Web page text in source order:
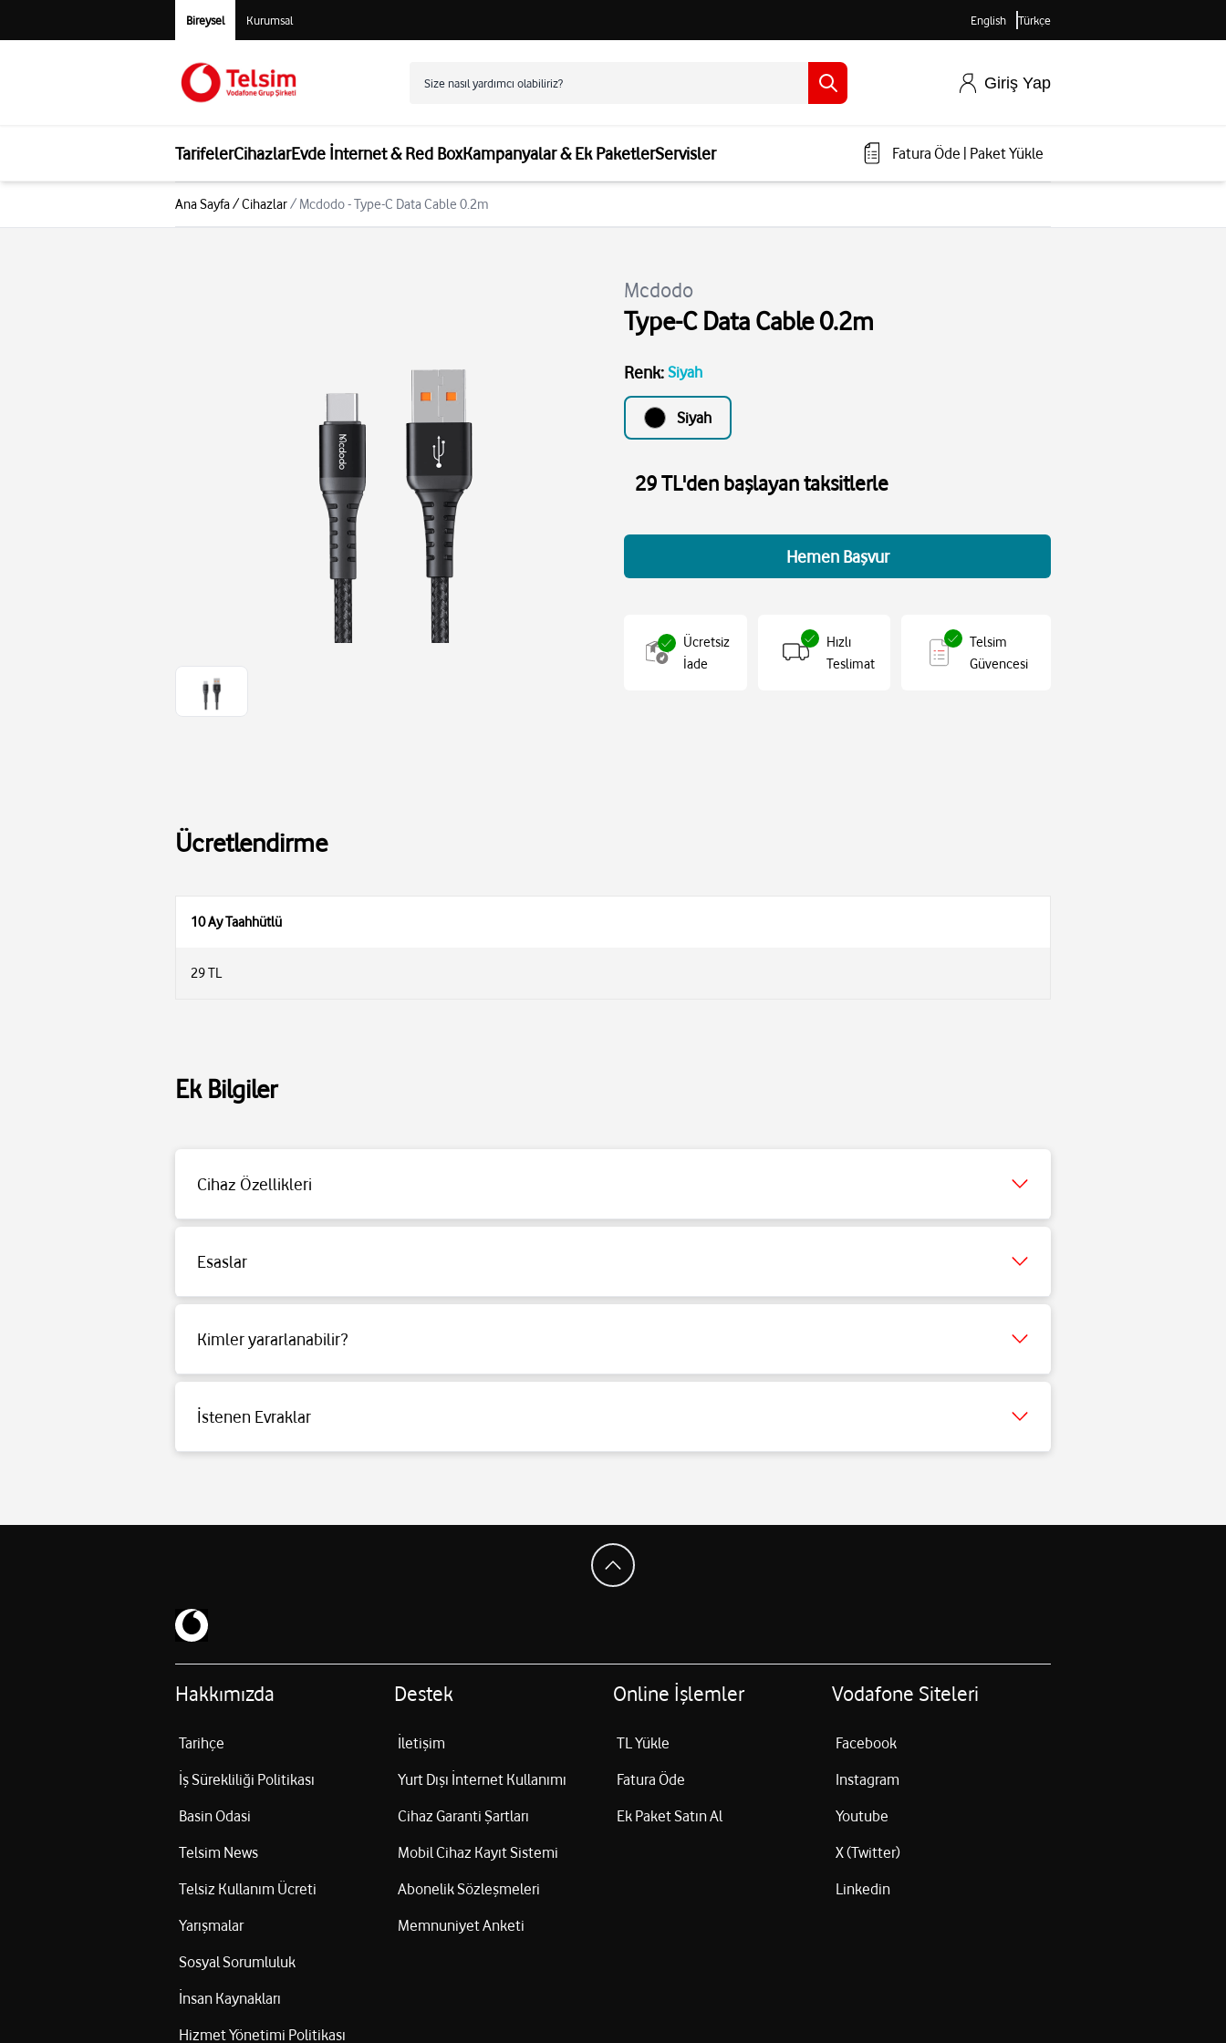
Bireysel Kurumsal English Türkçe
Giriş Yap
TarifelerCihazlarEvde İnternet & Red BoxKampanyalar & Ek PaketlerServisler Fatura Öde Paket Yükle
Ana Sayfa/Cihazlar/ Mcdodo - Type-C Data Cable 0.2m
Mcdodo
Type-C Data Cable 0.2m
Renk: Siyah
Siyah
29 TL'den başlayan taksitlerle
Hemen Başvur
Ücretsiz
İade
Hızlı
Teslimat
Telsim
Güvencesi
Ücretlendirme
10 Ay Taahhütlü
29 TL
Ek Bilgiler
Cihaz Özellikleri
Esaslar
Detaylı bilgi için tıklayınız.
Kimler yararlanabilir?
Detaylı bilgi için tıklayınız.
İstenen Evraklar
Detaylı bilgi için tıklayınız.
Hakkımızda
Tarihçe
İş Sürekliliği Politikası
Basin Odasi
Telsim News
Telsiz Kullanım Ücreti
Yarışmalar
Sosyal Sorumluluk
İnsan Kaynakları
Hizmet Yönetimi Politikası
Destek
İletişim
Yurt Dışı İnternet Kullanımı
Cihaz Garanti Şartları
Mobil Cihaz Kayıt Sistemi
Abonelik Sözleşmeleri
Memnuniyet Anketi
Online İşlemler
TL Yükle
Fatura Öde
Ek Paket Satın Al
Vodafone Siteleri
Facebook
Instagram
Youtube
X (Twitter)
Linkedin